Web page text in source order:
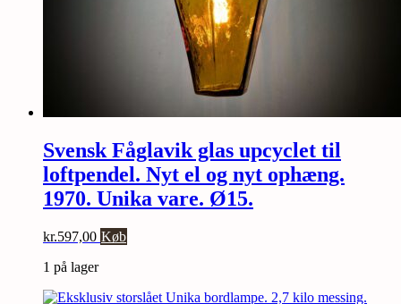
Svensk Fåglavik glas upcyclet til
loftpendel. Nyt el og nyt ophæng.
1970. Unika vare. Ø15.
kr.597,00 Køb
1 på lager